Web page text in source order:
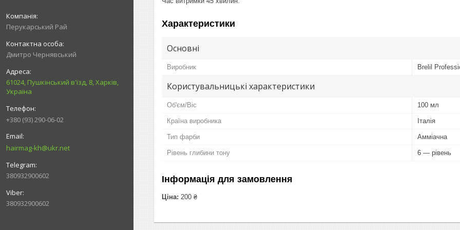
Перукарський Рай
Дмитро Чернявський
61024, Пушкінський в'їзд, 8, Харків,
Україна
+380 (93) 290-06-02
hairmag-kh@ukr.net
380932900602
380932900602
Характеристики
Основні
Виробник Brelil
Користувальницькі характеристики
Об'єм/Віс 100 мл
Країна виробника Італія
Тип фарби Амміачна
Рівень глибини тону 6 — рівень
Інформація для замовлення
Ціна: 200 ₴